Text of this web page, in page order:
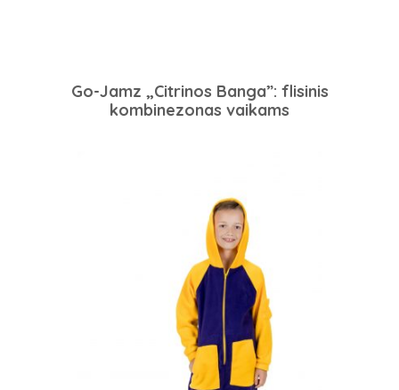
Go-Jamz „Citrinos Banga”: flisinis
kombinezonas vaikams